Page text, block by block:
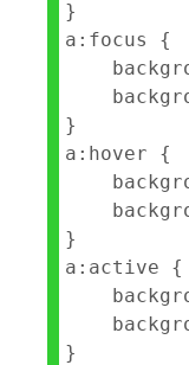
}
a:focus {
}
a:hover {
}
a:active {